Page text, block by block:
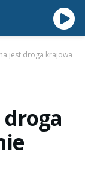
jest droga krajowa